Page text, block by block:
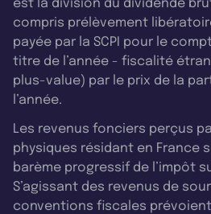
est la division du dividende
compris prélèvement
payée par la SCPI pour le
titre de l’année - fiscalité
plus-value) par le prix de la
l’année.
Les revenus fonciers perçus
physiques résidant en France
barème progressif de l’impôt
S’agissant des revenus de
conventions fiscales